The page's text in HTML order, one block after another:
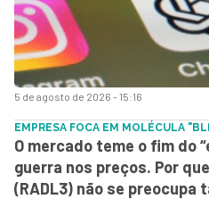
5 de agosto de 2026 - 15:16
EMPRESA FOCA EM MOLÉCULA
O mercado teme o fim do
guerra nos preços. Por que
(RADL3) não se preocupa